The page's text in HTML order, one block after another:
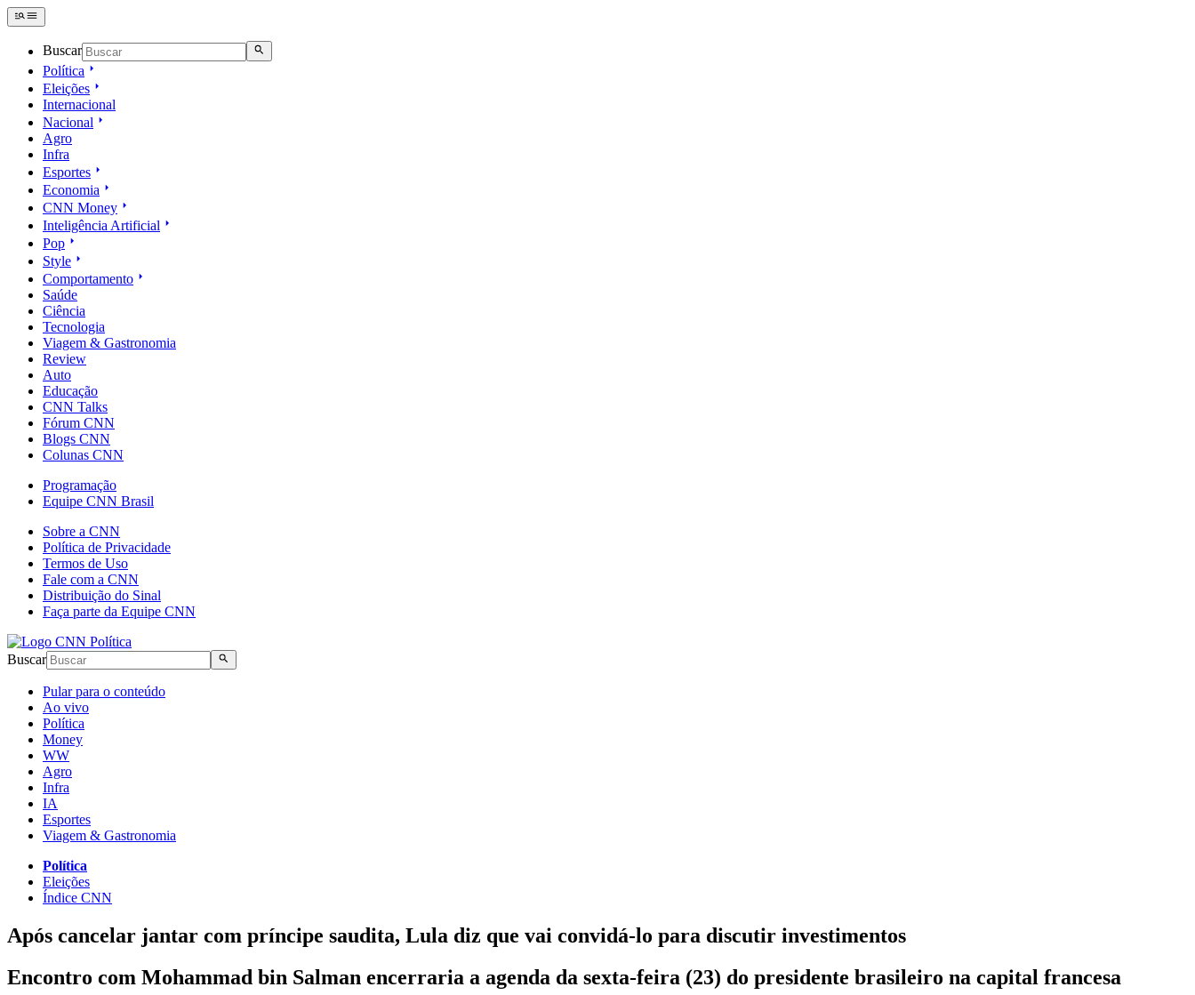
Buscar
Política
Eleições
Internacional
Nacional
Agro
Infra
Esportes
Economia
CNN Money
Inteligência Artificial
Pop
Style
Comportamento
Saúde
Ciência
Tecnologia
Viagem & Gastronomia
Review
Auto
Educação
CNN Talks
Fórum CNN
Blogs CNN
Colunas CNN
Programação
Equipe CNN Brasil
Sobre a CNN
Política de Privacidade
Termos de Uso
Fale com a CNN
Distribuição do Sinal
Faça parte da Equipe CNN
Buscar
Pular para o conteúdo
Ao vivo
Política
Money
WW
Agro
Infra
IA
Esportes
Viagem & Gastronomia
Política
Eleições
Índice CNN
Após cancelar jantar com príncipe saudita, Lula diz que vai convidá-lo para discutir investimentos
Encontro com Mohammad bin Salman encerraria a agenda da sexta-feira (23) do presidente brasileiro na capital francesa